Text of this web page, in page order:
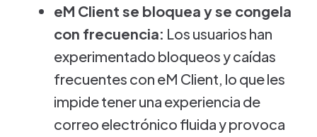
eM Client se bloquea y se congela
con frecuencia: Los usuarios han
experimentado bloqueos y caídas
frecuentes con eM Client, lo que les
impide tener una experiencia de
correo electrónico fluida y provoca